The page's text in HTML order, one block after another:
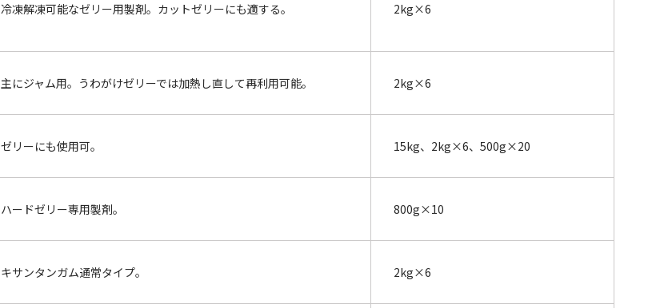
冷凍解凍可能なゼリー用製剤。カットゼリーにも適する。 2kg×6
主にジャム用。うわがけゼリーでは加熱し直して再利用可能。 2kg×6
ゼリーにも使用可。 15kg、2kg×6、500g×20
ハードゼリー専用製剤。 800g×10
キサンタンガム通常タイプ。 2kg×6